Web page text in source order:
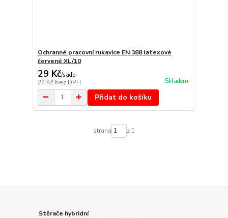
Ochranné pracovní rukavice EN 388 latexové
červené XL/10
29 Kč/sada
24 Kč bez DPH Skladem
Přidat do košíku
strana z 1
Stěrače hybridní